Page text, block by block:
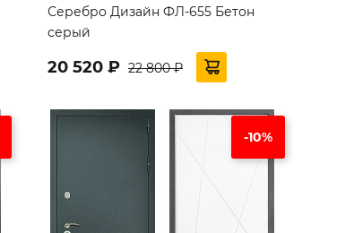
Серебро Дизайн ФЛ-655 Бетон
серый
20 520 ₽ 22 800 ₽
-10%